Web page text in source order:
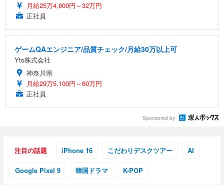
月給25万4,600円～32万円
正社員
ゲームQAエンジニア/品質チェック/月給30万以上可
Yts株式会社
神奈川県
月給29万5,100円～60万円
正社員
Sponsored by
注目の話題 iPhone 16 こだわりデスクツアー AI
Google Pixel 9 韓国ドラマ K-POP